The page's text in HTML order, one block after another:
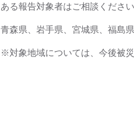
ある報告対象者はご相談くださ
青森県、岩手県、宮城県、福島
※対象地域については、今後被